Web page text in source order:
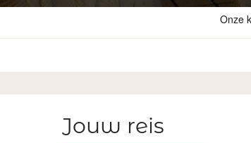
Jouw reis